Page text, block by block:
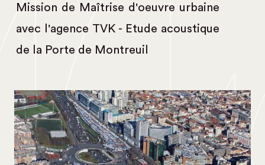
Mission de Maîtrise d'oeuvre urbaine
avec l'agence TVK - Etude acoustique
de la Porte de Montreuil